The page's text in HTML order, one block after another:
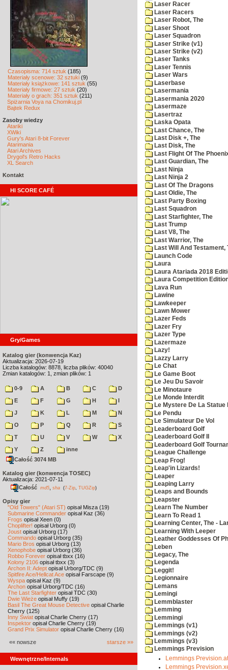
Czasopisma: 714 sztuk (185)
Materiały scenowe: 32 sztuki (9)
Materiały książkowe: 141 sztuk (55)
Materiały firmowe: 27 sztuk (20)
Materiały o grach: 351 sztuk (211)
Spiżarnia Voya na Chomikuj.pl
Bajtek Redux
Zasoby wiedzy
Atariki
XWiki
Gury's Atari 8-bit Forever
Atarimania
Atari Archives
Drygol's Retro Hacks
XL Search
Kontakt
HI SCORE CAFÉ
Gry/Games
Katalog gier (konwencja Kaz)
Aktualizacja: 2026-07-19
Liczba katalogów: 8878, liczba plików: 40040
Zmian katalogów: 1, zmian plików: 1
0-9 A B C
D
E
F G H
I
J
K L M
N
O
P Q R
S
T
U V W
X
Y
Z
inne
Całość 3074 MB
Katalog gier (konwencja TOSEC)
Aktualizacja: 2021-07-11
Całość md5 sha (7-Zip TUGZip)
Opisy gier
"Old Towers" (Atari ST) opisał Misza (19)
Submarine Commander opisał Kaz (36)
Frogs opisał Xeen (0)
Choplifter! opisał Urborg (0)
Joust opisał Urborg (17)
Commando opisał Urborg (35)
Mario Bros opisał Urborg (13)
Xenophobe opisał Urborg (36)
Robbo Forever opisał tbxx (16)
Kolony 2106 opisał tbxx (3)
Archon II: Adept opisał Urborg/TDC (9)
Spitfire Ace/Hellcat Ace opisał Farscape (9)
Wyspa opisał Kaz (9)
Archon opisał Urborg/TDC (16)
The Last Starfighter opisał TDC (30)
Dwie Wieże opisał Muffy (19)
Basil The Great Mouse Detective opisał Charlie
Cherry (125)
Inny Świat opisał Charlie Cherry (17)
Inspektor opisał Charlie Cherry (19)
Grand Prix Simulator opisał Charlie Cherry (16)
«« nowsze starsze »»
Wewnętrzne/Internals
Laser Racer
Laser Racers
Laser Robot, The
Laser Shoot
Laser Squadron
Laser Strike (v1)
Laser Strike (v2)
Laser Tanks
Laser Tennis
Laser Wars
Laserbase
Lasermania
Lasermania 2020
Lasermaze
Lasertraz
Laska Opata
Last Chance, The
Last Disk +, The
Last Disk, The
Last Flight Of The
Last Guardian, The
Last Ninja
Last Ninja 2
Last Of The Dragons
Last Oldie, The
Last Party Boxing
Last Squadron
Last Starfighter, The
Last Trump
Last V8, The
Last Warrior, The
Last Will And Testament,
Launch Code
Laura
Laura Atariada 2018
Laura Competition
Lava Run
Lawine
Lawkeeper
Lawn Mower
Lazer Feds
Lazer Fry
Lazer Type
Lazermaze
Lazy!
Lazzy Larry
Le Chat
Le Game Boot
Le Jeu Du Savoir
Le Minotaure
Le Monde Interdit
Le Mystere De La Statue
Le Pendu
Le Simulateur De Vol
Leaderboard Golf
Leaderboard Golf II
Leaderboard Golf
League Challenge
Leap Frog!
Leap'in Lizards!
Leaper
Leaping Larry
Leaps and Bounds
Leapster
Learn The Number
Learn To Read 1
Learning Center, The -
Learning With Leeper
Leather Goddesses Of
Leben
Legacy, The
Legenda
Leggit!
Legionnaire
Lemans
Lemingi
Lemmblaster
Lemming
Lemmingi
Lemmings (v1)
Lemmings (v2)
Lemmings (v3)
Lemmings Prevision
Lemmings
Lemmings